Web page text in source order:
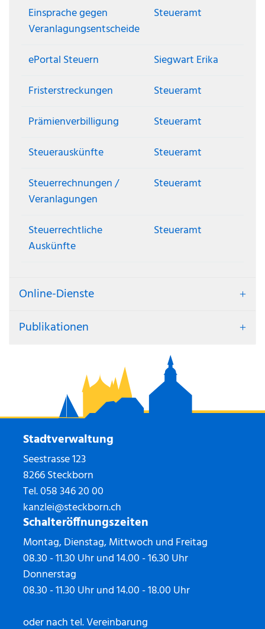
Einsprache gegen
Veranlagungsentscheide
Steueramt
ePortal Steuern
Siegwart Erika
Fristerstreckungen
Steueramt
Prämienverbilligung
Steueramt
Steuerauskünfte
Steueramt
Steuerrechnungen /
Veranlagungen
Steueramt
Steuerrechtliche
Auskünfte
Steueramt
Online-Dienste
Publikationen
Stadtverwaltung
Seestrasse 123
8266 Steckborn
Tel.058 346 20 00
kanzlei@steckborn.ch
Schalteröffnungszeiten
Montag, Dienstag, Mittwoch und Freitag
08.30 - 11.30 Uhr und 14.00 - 16.30 Uhr
Donnerstag
08.30 - 11.30 Uhr und 14.00 - 18.00 Uhr
oder nach tel. Vereinbarung